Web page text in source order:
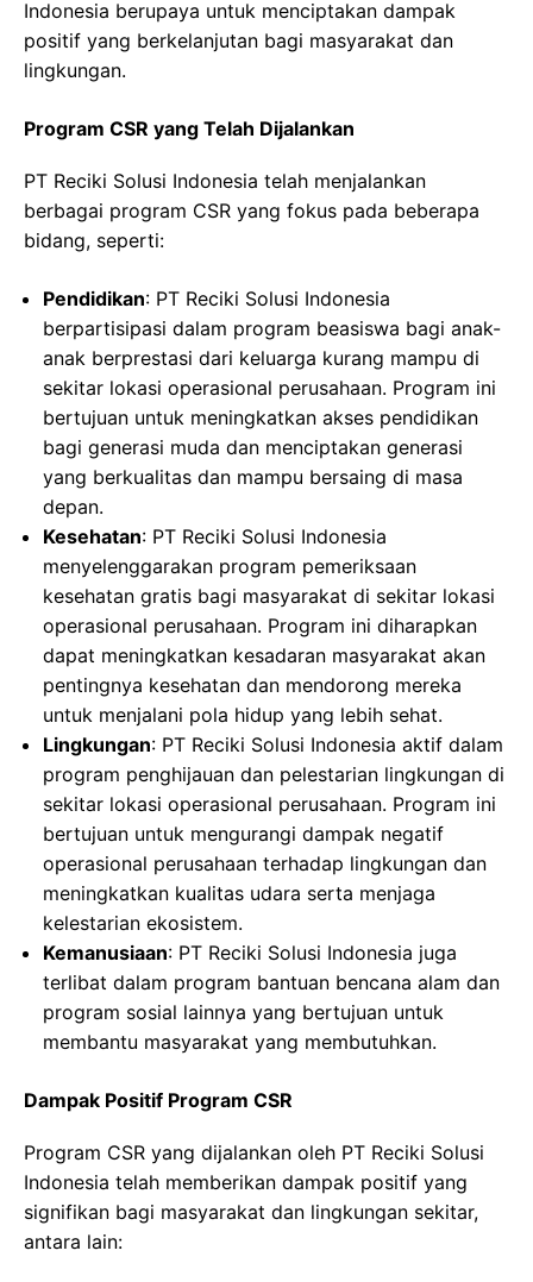
Indonesia berupaya untuk menciptakan dampak
positif yang berkelanjutan bagi masyarakat dan
lingkungan.
Program CSR yang Telah Dijalankan
PT Reciki Solusi Indonesia telah menjalankan
berbagai program CSR yang fokus pada beberapa
bidang, seperti:
Pendidikan: PT Reciki Solusi Indonesia
berpartisipasi dalam program beasiswa bagi anak-
anak berprestasi dari keluarga kurang mampu di
sekitar lokasi operasional perusahaan. Program ini
bertujuan untuk meningkatkan akses pendidikan
bagi generasi muda dan menciptakan generasi
yang berkualitas dan mampu bersaing di masa
depan.
Kesehatan: PT Reciki Solusi Indonesia
menyelenggarakan program pemeriksaan
kesehatan gratis bagi masyarakat di sekitar lokasi
operasional perusahaan. Program ini diharapkan
dapat meningkatkan kesadaran masyarakat akan
pentingnya kesehatan dan mendorong mereka
untuk menjalani pola hidup yang lebih sehat.
Lingkungan: PT Reciki Solusi Indonesia aktif dalam
program penghijauan dan pelestarian lingkungan di
sekitar lokasi operasional perusahaan. Program ini
bertujuan untuk mengurangi dampak negatif
operasional perusahaan terhadap lingkungan dan
meningkatkan kualitas udara serta menjaga
kelestarian ekosistem.
Kemanusiaan: PT Reciki Solusi Indonesia juga
terlibat dalam program bantuan bencana alam dan
program sosial lainnya yang bertujuan untuk
membantu masyarakat yang membutuhkan.
Dampak Positif Program CSR
Program CSR yang dijalankan oleh PT Reciki Solusi
Indonesia telah memberikan dampak positif yang
signifikan bagi masyarakat dan lingkungan sekitar,
antara lain: